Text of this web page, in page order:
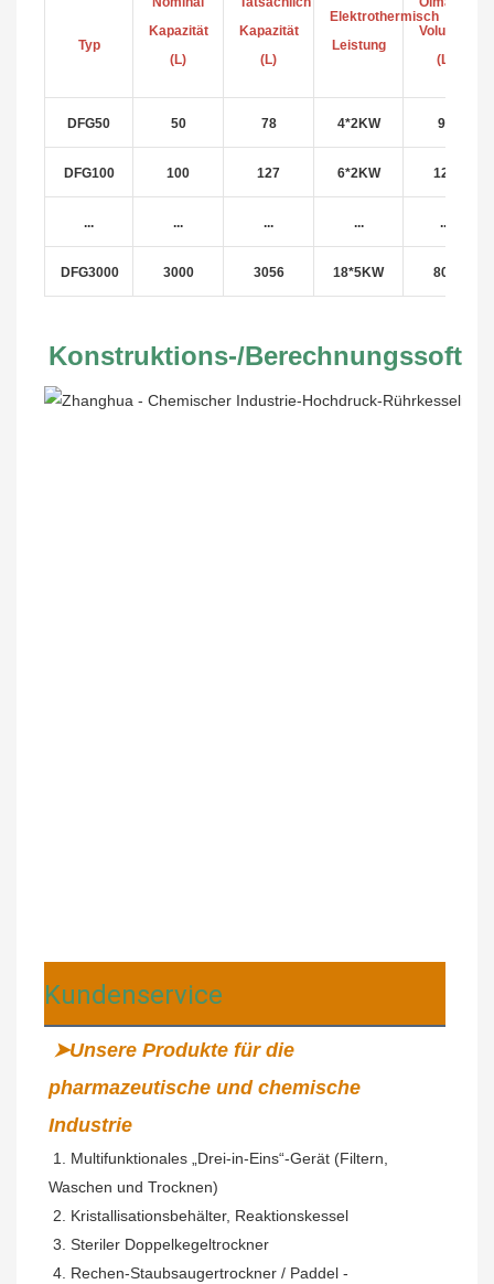
Typ
Kapazität
(L)
Kapazität
(L)
Elektrothermisch
Leistung
Volumen
(L)
DFG50 50 78 4*2KW 96
DFG100 100 127 6*2KW 127
... ... ... ... ...
DFG3000 3000 3056 18*5KW 800
Konstruktions-/
Kundenservice
➤Unsere Produkte für die
pharmazeutische und chemische
Industrie
Waschen und Trocknen)
2. Kristallisationsbehälter, Reaktionskessel
3. Steriler Doppelkegeltrockner
4. Rechen-Staubsaugertrockner / Paddel -